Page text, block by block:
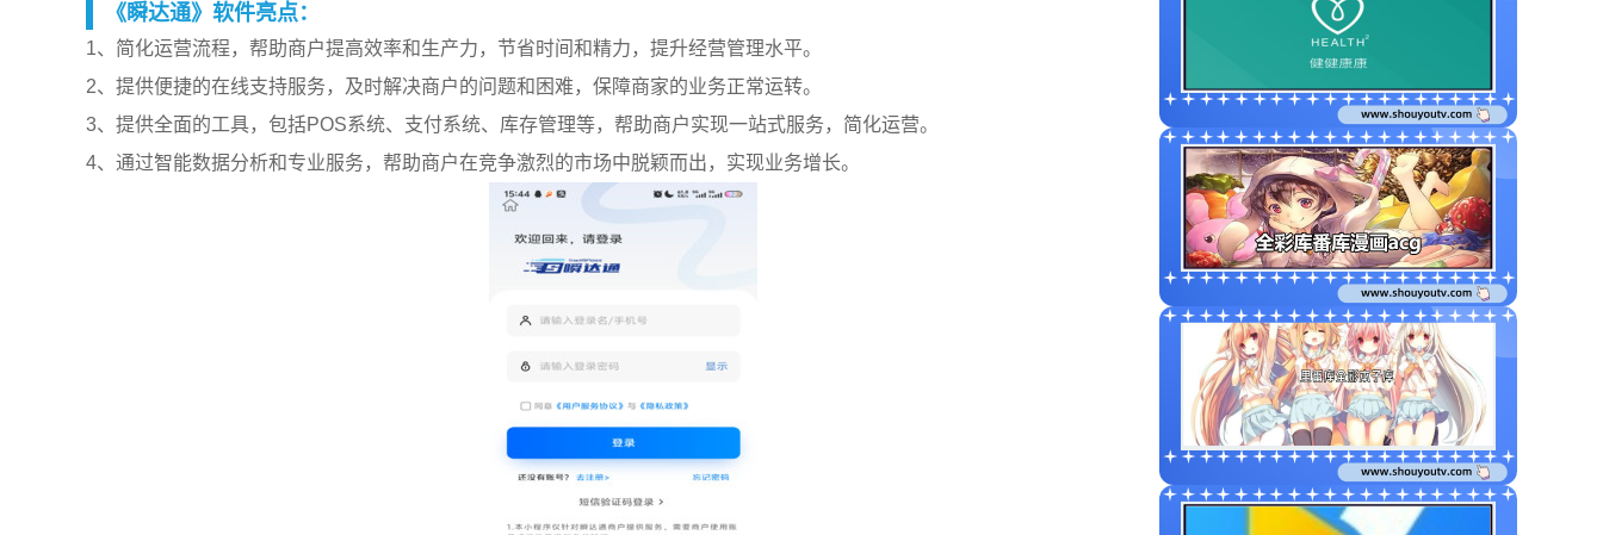
《瞬达通》软件亮点：
1、简化运营流程，帮助商户提高效率和生产力，节省时间和精力，提升经营管理水平。
2、提供便捷的在线支持服务，及时解决商户的问题和困难，保障商家的业务正常运转。
3、提供全面的工具，包括POS系统、支付系统、库存管理等，帮助商户实现一站式服务，简化运营。
4、通过智能数据分析和专业服务，帮助商户在竞争激烈的市场中脱颖而出，实现业务增长。